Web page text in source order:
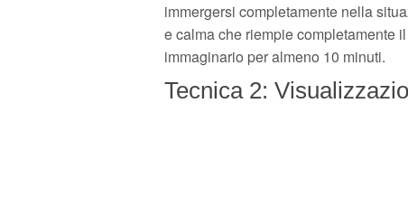
immergersi completamente nella
e calma che riempie completamente
immaginario per almeno 10 minuti.
Tecnica 2: